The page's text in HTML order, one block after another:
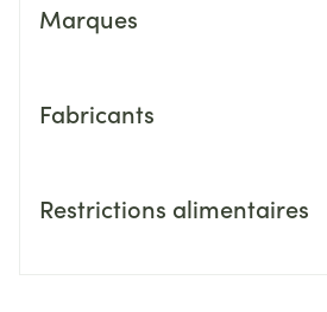
Marques
Fabricants
Restrictions alimentaires